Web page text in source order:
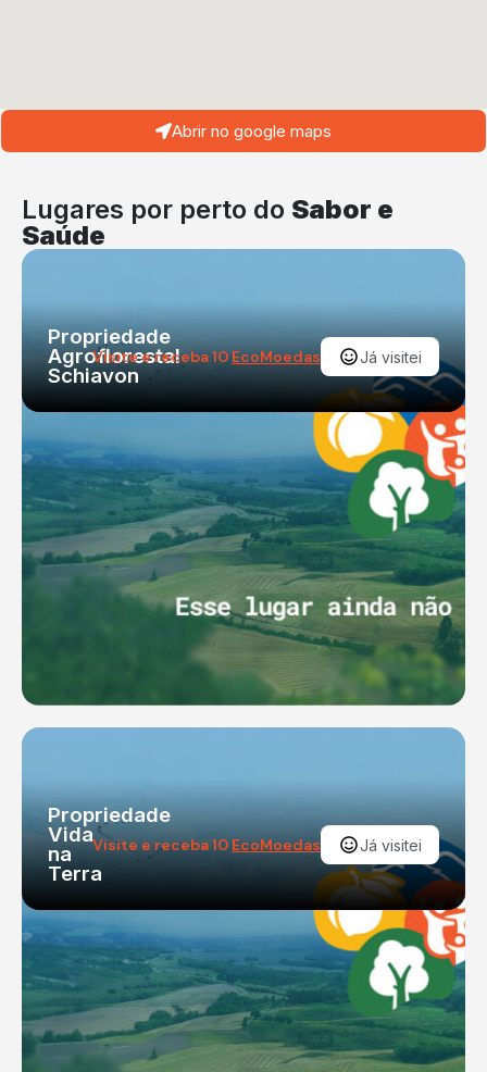
Abrir no google maps
Lugares por perto do Sabor e
Saúde
Propriedade
Agroflorestal
Schiavon
Visite e receba 10 EcoMoedas Já visitei
Propriedade
Vida
na
Terra
Visite e receba 10 EcoMoedas Já visitei